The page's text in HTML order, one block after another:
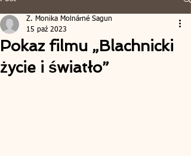
Pokaz filmu „Blachnicki
życie i światło”
Z. Monika Molnárné Sagun
15 paź 2023